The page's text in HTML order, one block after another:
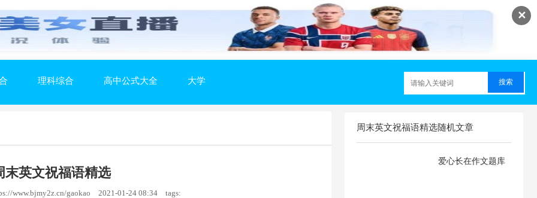
✕
理科综合 高中公式大全 大学
末英文祝福语精选
www.bjmy2z.cn/gaokao 2021-01-24 08:34 tags:
周末英文祝福语精选随机文章
爱心长在作文题库